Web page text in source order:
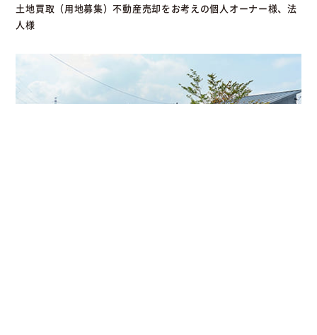
土地買取（用地募集）不動産売却をお考えの個人オーナー様、法
人様